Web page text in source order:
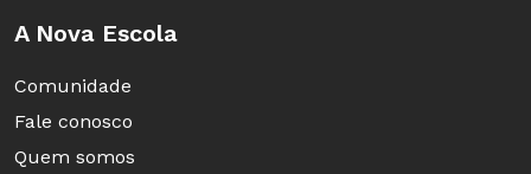
A Nova Escola
Comunidade
Fale conosco
Quem somos